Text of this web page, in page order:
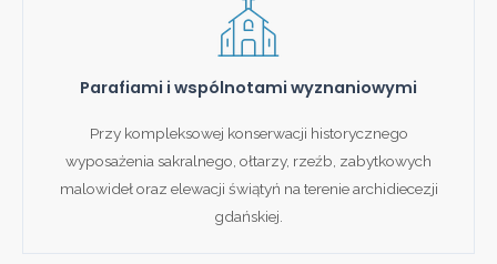
Parafiami i wspólnotami wyznaniowymi
Przy kompleksowej konserwacji historycznego
wyposażenia sakralnego, ołtarzy, rzeźb, zabytkowych
malowideł oraz elewacji świątyń na terenie archidiecezji
gdańskiej.